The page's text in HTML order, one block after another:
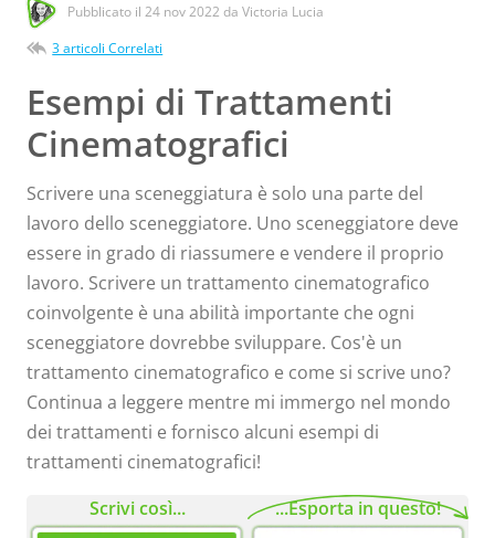
Pubblicato il24 nov 2022 da Victoria Lucia
3 articoli Correlati
Esempi di Trattamenti
Cinematografici
Scrivere una sceneggiatura è solo una parte del
lavoro dello sceneggiatore. Uno sceneggiatore deve
essere in grado di riassumere e vendere il proprio
lavoro. Scrivere un trattamento cinematografico
coinvolgente è una abilità importante che ogni
sceneggiatore dovrebbe sviluppare. Cos'è un
trattamento cinematografico e come si scrive uno?
Continua a leggere mentre mi immergo nel mondo
dei trattamenti e fornisco alcuni esempi di
trattamenti cinematografici!
Scrivi così... ...Esporta in questo!